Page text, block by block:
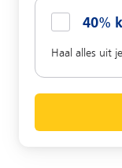
40%
Haal alles uit